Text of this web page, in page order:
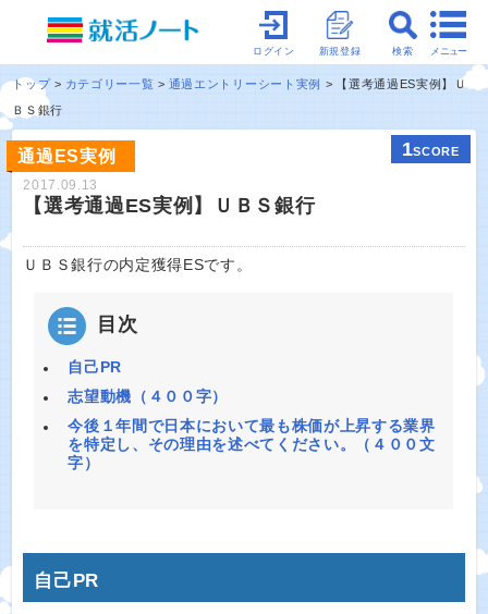
メニュー
検索
新規登録
ログイン
トップ カテゴリー一覧 通過エントリーシート実例
【選考通過ES実例】Ｕ
ＢＳ銀行
通過ES実例 1SCORE
2017.09.13
【選考通過ES実例】ＵＢＳ銀行
ＵＢＳ銀行の内定獲得ESです。
目次
自己PR
志望動機（４００字）
今後１年間で日本において最も株価が上昇する業界
を特定し、その理由を述べてください。（４００文
字）
自己PR